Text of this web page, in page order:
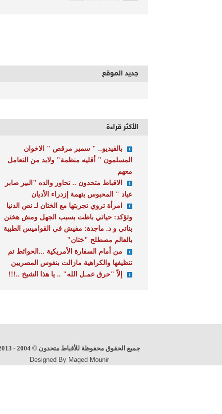
جديد الموقع
الأكثر قراءة
بالفيديو.. " سمير مرقص " الاخوان
المسلمون " أقليه منظمة" ولابد من التعامل
معهم
الاقباط متحدون .. تحاور والده "البير صابر
عياد " المحبوس بتهمة إزدراء الأديان
امرأة تروي تجربتها مع الختان لـ نص الدنيا
وتؤكد: حياتي باظت بسبب الجهل ومش هختن
بناتي و د. ماجدة: مفيش في القواميس الطبية
بالعالم مصطلح "ختان"
من أمام السفارة الأمريكية ...الحوائط تم
تنظيفها والكراهية مازالت بنفوس المصريين
إلاّ "حرق عمـل الله" .. يا هذا الشيخ ..!!!
جميع الحقوق محفوظة للأقباط متحدون©
2004 - 2013
Designed By Maged Mounir